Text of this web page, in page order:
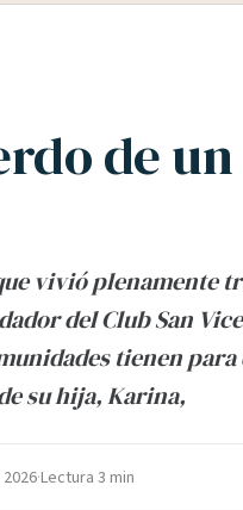
de un
vivió plenamente
del Club San
tienen
su hija, Karina,
·Lectura 3 min